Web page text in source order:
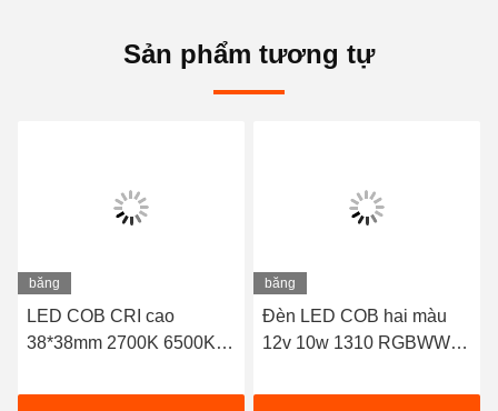
Sản phẩm tương tự
băng
hình
LED COB CRI cao
38*38mm 2700K 6500K
100W 100W 300W 300W
băng
hình
Đèn LED COB hai màu
12v 10w 1310 RGBWW